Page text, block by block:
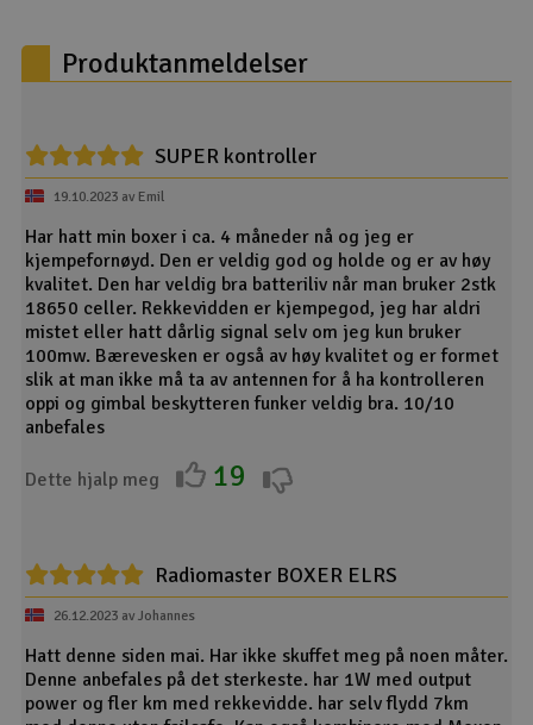
Produktanmeldelser
SUPER kontroller
19.10.2023 av Emil
Har hatt min boxer i ca. 4 måneder nå og jeg er
kjempefornøyd. Den er veldig god og holde og er av høy
kvalitet. Den har veldig bra batteriliv når man bruker 2stk
18650 celler. Rekkevidden er kjempegod, jeg har aldri
mistet eller hatt dårlig signal selv om jeg kun bruker
100mw. Bærevesken er også av høy kvalitet og er formet
slik at man ikke må ta av antennen for å ha kontrolleren
oppi og gimbal beskytteren funker veldig bra. 10/10
anbefales
Dette hjalp meg 19
Radiomaster BOXER ELRS
26.12.2023 av Johannes
Hatt denne siden mai. Har ikke skuffet meg på noen måter.
Denne anbefales på det sterkeste. har 1W med output
power og fler km med rekkevidde. har selv flydd 7km